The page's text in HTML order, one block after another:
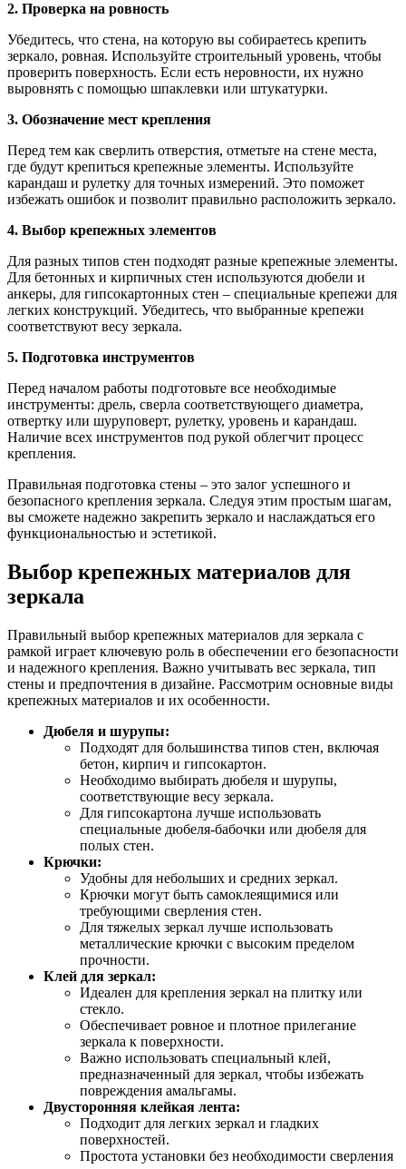
2. Проверка на ровность
Убедитесь, что стена, на которую вы собираетесь крепить
зеркало, ровная. Используйте строительный уровень, чтобы
проверить поверхность. Если есть неровности, их нужно
выровнять с помощью шпаклевки или штукатурки.
3. Обозначение мест крепления
Перед тем как сверлить отверстия, отметьте на стене места,
где будут крепиться крепежные элементы. Используйте
карандаш и рулетку для точных измерений. Это поможет
избежать ошибок и позволит правильно расположить зеркало.
4. Выбор крепежных элементов
Для разных типов стен подходят разные крепежные элементы.
Для бетонных и кирпичных стен используются дюбели и
анкеры, для гипсокартонных стен – специальные крепежи для
легких конструкций. Убедитесь, что выбранные крепежи
соответствуют весу зеркала.
5. Подготовка инструментов
Перед началом работы подготовьте все необходимые
инструменты: дрель, сверла соответствующего диаметра,
отвертку или шуруповерт, рулетку, уровень и карандаш.
Наличие всех инструментов под рукой облегчит процесс
крепления.
Правильная подготовка стены – это залог успешного и
безопасного крепления зеркала. Следуя этим простым шагам,
вы сможете надежно закрепить зеркало и наслаждаться его
функциональностью и эстетикой.
Выбор крепежных материалов для
зеркала
Правильный выбор крепежных материалов для зеркала с
рамкой играет ключевую роль в обеспечении его безопасности
и надежного крепления. Важно учитывать вес зеркала, тип
стены и предпочтения в дизайне. Рассмотрим основные виды
крепежных материалов и их особенности.
Дюбеля и шурупы:
Подходят для большинства типов стен, включая
бетон, кирпич и гипсокартон.
Необходимо выбирать дюбеля и шурупы,
соответствующие весу зеркала.
Для гипсокартона лучше использовать
специальные дюбеля-бабочки или дюбеля для
полых стен.
Крючки:
Удобны для небольших и средних зеркал.
Крючки могут быть самоклеящимися или
требующими сверления стен.
Для тяжелых зеркал лучше использовать
металлические крючки с высоким пределом
прочности.
Клей для зеркал:
Идеален для крепления зеркал на плитку или
стекло.
Обеспечивает ровное и плотное прилегание
зеркала к поверхности.
Важно использовать специальный клей,
предназначенный для зеркал, чтобы избежать
повреждения амальгамы.
Двусторонняя клейкая лента:
Подходит для легких зеркал и гладких
поверхностей.
Простота установки без необходимости сверления